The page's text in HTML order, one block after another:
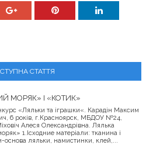
СТАТТЯ
МОРЯК» І «КОТИК»
«Ляльки та іграшки«. Карадін Максим
6 років, г.Красноярск, МБДОУ №24,
Алеся Олександрівна. Лялька
1.Ісходние матеріали: тканина і
основа ляльки, намистинки, клей,...